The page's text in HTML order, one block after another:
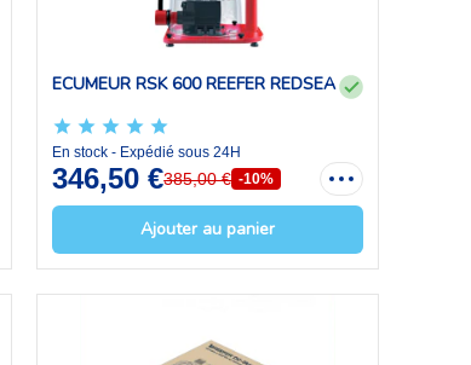
ECUMEUR RSK 600 REEFER REDSEA
En stock - Expédié sous 24H
346,50 €385,00 € -10%
Ajouter au panier